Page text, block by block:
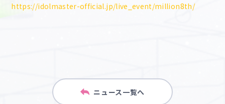
https://idolmaster-official.jp/live_event/million8th/
ニュース一覧へ